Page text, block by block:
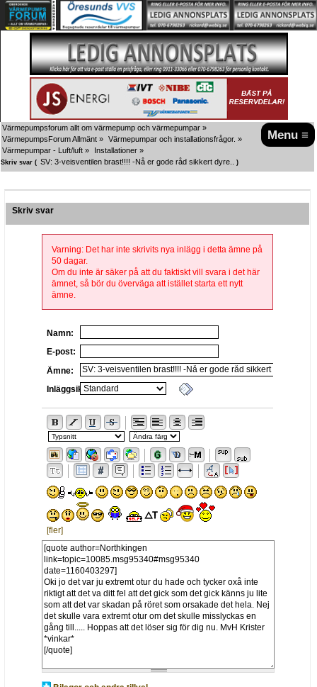
Menu ≡
Värmepumpsforum allt om värmepump och värmepumpar »
VärmepumpsForum Allmänt » Värmepumpar och installationsfrågor. »
Värmepumpar - Luft/luft » Installationer »
Skriv svar ( SV: 3-veisventilen brast!!!! -Nå er gode råd sikkert dyre.. )
Skriv svar
Varning: Det har inte skrivits nya inlägg i detta ämne på
50 dagar.
Om du inte är säker på att du faktiskt vill svara i det här
ämnet, så bör du överväga att istället starta ett nytt
ämne.
Namn:
E-post:
Ämne:
Inläggsikon:
[fler]